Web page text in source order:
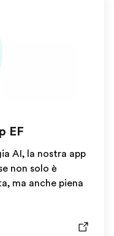
EF
AI, la nostra app
non solo è
ma anche piena